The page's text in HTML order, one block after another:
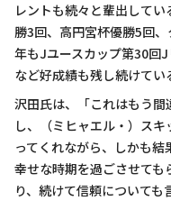
レントも続々と輩出して
勝3回、高円宮杯優勝5回
年もJユースカップ第30回
など好成績も残し続けてい
沢田氏は、「これはもう
し、（ミヒャエル・）ス
ってくれながら、しかも
幸せな時期を過ごさせても
り、続けて信頼についても